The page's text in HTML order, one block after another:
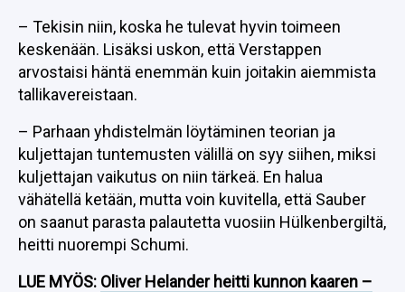
– Tekisin niin, koska he tulevat hyvin toimeen
keskenään. Lisäksi uskon, että Verstappen
arvostaisi häntä enemmän kuin joitakin aiemmista
tallikavereistaan.
– Parhaan yhdistelmän löytäminen teorian ja
kuljettajan tuntemusten välillä on syy siihen, miksi
kuljettajan vaikutus on niin tärkeä. En halua
vähätellä ketään, mutta voin kuvitella, että Sauber
on saanut parasta palautetta vuosiin Hülkenbergiltä,
heitti nuorempi Schumi.
LUE MYÖS: Oliver Helander heitti kunnon kaaren –